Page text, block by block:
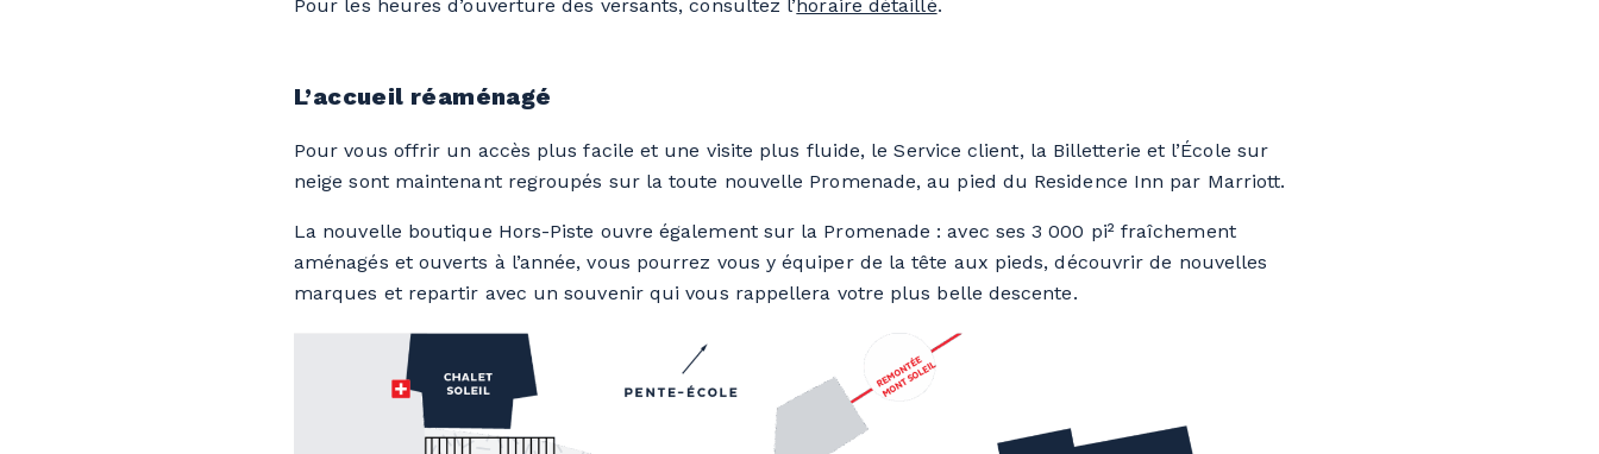
Pour les heures d’ouverture des versants, consultez l’horaire détaillé.
L’accueil réaménagé
Pour vous offrir un accès plus facile et une visite plus fluide, le Service client, la Billetterie et l’École sur
neige sont maintenant regroupés sur la toute nouvelle Promenade, au pied du Residence Inn par Marriott.
La nouvelle boutique Hors-Piste ouvre également sur la Promenade : avec ses 3 000 pi² fraîchement
aménagés et ouverts à l’année, vous pourrez vous y équiper de la tête aux pieds, découvrir de nouvelles
marques et repartir avec un souvenir qui vous rappellera votre plus belle descente.